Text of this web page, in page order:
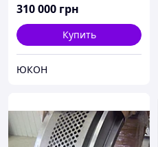
310 000 грн
Купить
ЮКОН